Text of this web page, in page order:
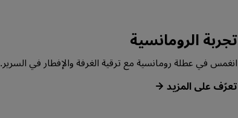
تجربة الرومانسية
انغمس في عطلة رومانسية مع ترقية الغرفة والإفطار في السرير.
‏‫تعرّف على المزيد‬